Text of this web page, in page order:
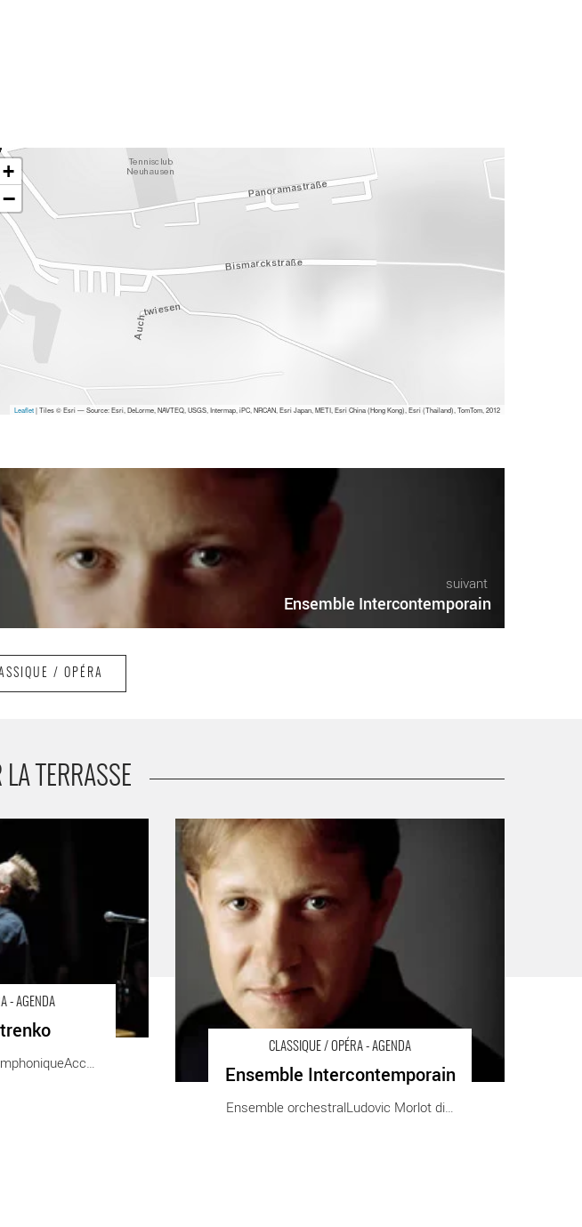
+
−
Leaflet| Tiles © Esri — Source: Esri, DeLorme, NAVTEQ, USGS, Intermap, iPC, NRCAN, Esri Japan, METI, Esri China (Hong Kong), Esri (Thailand), TomTom, 2012
suivant
Ensemble Intercontemporain
/ OPÉRA
TERRASSE
- AGENDA
chœur et orchestre symphoniqueAccompagné par [...]
CLASSIQUE / OPÉRA - AGENDA
Ensemble Intercontemporain
Ensemble orchestralLudovic Morlot dirige [...]
Ensemble Intercontemporain - Critique sortie Classique /
Opéra